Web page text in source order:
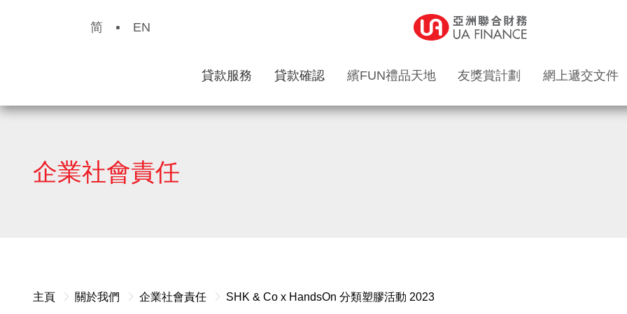
简 EN
貸款服務 貸款確認 繽FUN禮品天地 友獎賞計劃 網上遞交文件
企業社會責任
主頁 關於我們 企業社會責任 SHK & Co x HandsOn 分類塑膠活動 2023